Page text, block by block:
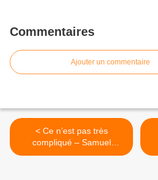
Commentaires
Ajouter un commentaire
< Ce n’est pas très
compliqué – Samuel
Ribeyron